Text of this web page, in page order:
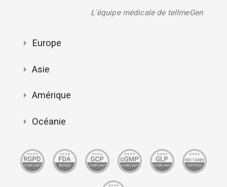
L'équipe médicale de tellmeGen
Europe
Asie
Amérique
Océanie